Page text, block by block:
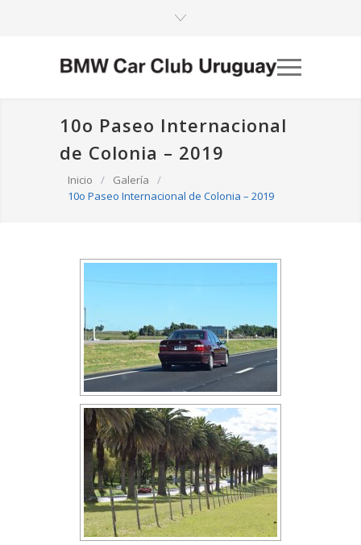
10o Paseo Internacional
de Colonia – 2019
Inicio / Galería
/
10o Paseo Internacional de Colonia – 2019